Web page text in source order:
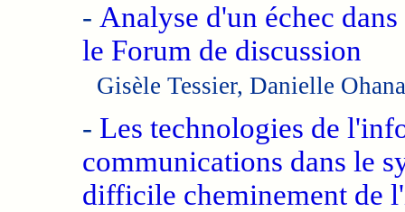
- Analyse d'un échec
le Forum de discussion
Gisèle Tessier, Danielle
- Les technologies de
communications dans le
difficile cheminement de